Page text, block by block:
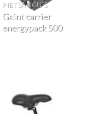
FIETSACCU'S
Gaint carrier
energypack 500